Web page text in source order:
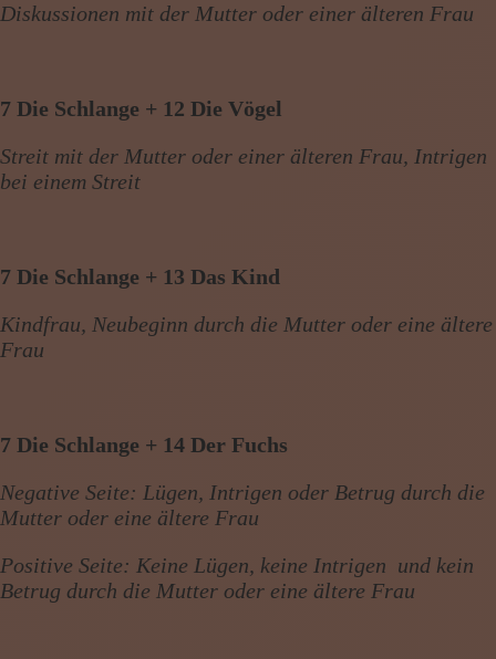
Diskussionen mit der Mutter oder einer älteren Frau
7 Die Schlange + 12 Die Vögel
Streit mit der Mutter oder einer älteren Frau, Intrigen
bei einem Streit
7 Die Schlange + 13 Das Kind
Kindfrau, Neubeginn durch die Mutter oder eine ältere
Frau
7 Die Schlange + 14 Der Fuchs
Negative Seite: Lügen, Intrigen oder Betrug durch die
Mutter oder eine ältere Frau
Positive Seite: Keine Lügen, keine Intrigen und kein
Betrug durch die Mutter oder eine ältere Frau